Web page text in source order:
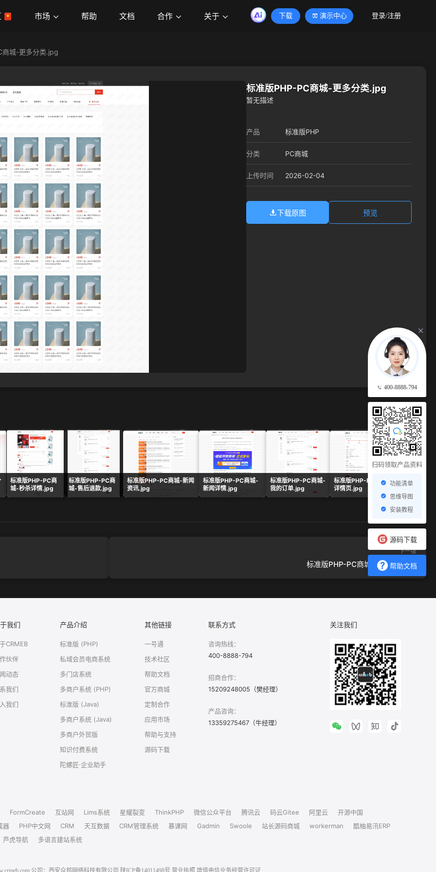
市场 帮助 文档 合作 关于 下载 演示中心 登录/注册
400-8888-794
扫码领取产品资料
功能清单
思维导图
安装教程
源码下载
帮助文档
商城-更多分类.jpg
标准版PHP-PC商城-更多分类.jpg
暂无描述
产品 标准版PHP
分类 PC商城
上传时间 2026-02-04
下载原图 预览
查看更多 →
标准版PHP-PC商
城-秒杀详情.jpg
标准版PHP-PC商
城-售后退款.jpg
标准版PHP-PC商城-新闻
资讯.jpg
标准版PHP-PC商城-
新闻详情.jpg
标准版PHP-PC商城-
我的订单.jpg
标准版PHP-PC商城-订单
详情页.jpg
下一张
标准版PHP-PC商城-积分商城.jpg
我们
CRMEB
伙伴
动态
我们
我们
产品介绍
标准版 (PHP)
私域会员电商系统
多门店系统
多商户系统 (PHP)
标准版 (Java)
多商户系统 (Java)
多商户外贸版
知识付费系统
陀螺匠·企业助手
其他链接
一号通
技术社区
帮助文档
官方商城
定制合作
应用市场
帮助与支持
源码下载
联系方式
咨询热线：
400-8888-794
招商合作：
15209248005（樊经理）
产品咨询：
13359275467（牛经理）
关注我们
FormCreate 互站网 Lims系统 星耀裂变 ThinkPHP 微信公众平台 腾讯云 码云Gitee 阿里云
开源中国
器
PHP中文网 CRM 天互数据 CRM管理系统 慕课网 Gadmin Swoole 站长源码商城 workerman
酷柚易汛ERP
芦虎导航
多语言建站系统
公司：西安众邦网络科技有限公司 陕ICP备14011498号 营业执照 增值电信业务经营许可证